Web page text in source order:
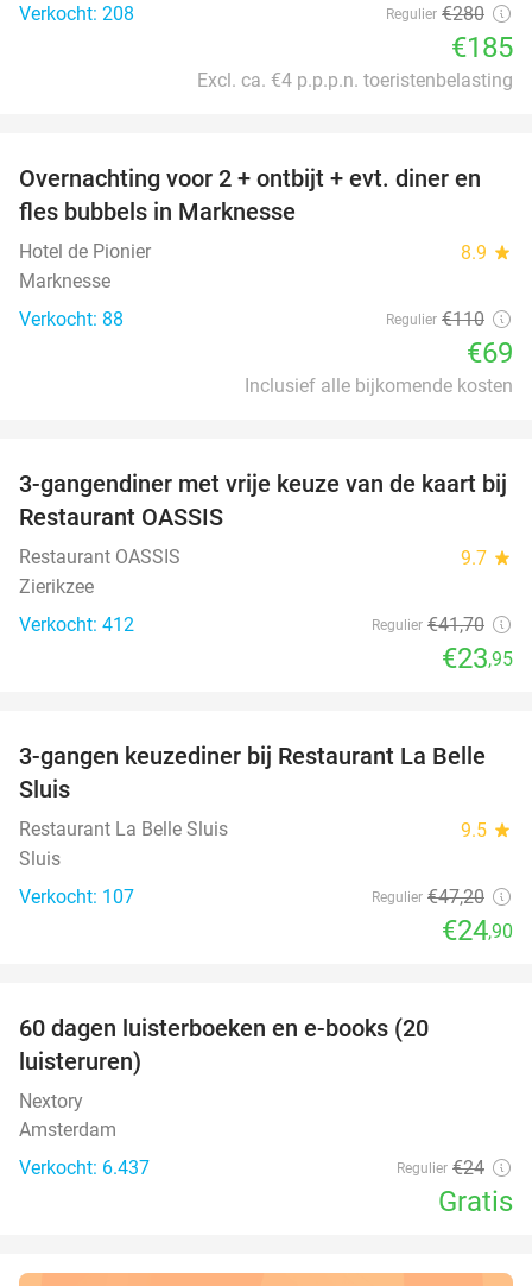
Verkocht: 208
Regulier €280
€185
Excl. ca. €4 p.p.p.n. toeristenbelasting
37%
Overnachting voor 2 + ontbijt + evt. diner en
fles bubbels in Marknesse
Hotel de Pionier 8.9 star
Marknesse
Verkocht: 88
Regulier €110
€69
Inclusief alle bijkomende kosten
43%
3-gangendiner met vrije keuze van de kaart bij
Restaurant OASSIS
Restaurant OASSIS 9.7 star
Zierikzee
Verkocht: 412
Regulier €41,70
€23,95
47%
3-gangen keuzediner bij Restaurant La Belle
Sluis
Restaurant La Belle Sluis 9.5 star
Sluis
Verkocht: 107
Regulier €47,20
€24,90
60 dagen luisterboeken en e-books (20
luisteruren)
Nextory
Amsterdam
Verkocht: 6.437
Regulier €24
Gratis